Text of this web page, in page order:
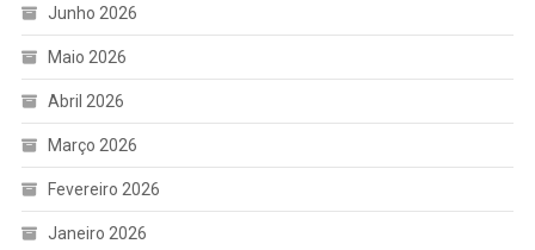
Junho 2026
Maio 2026
Abril 2026
Março 2026
Fevereiro 2026
Janeiro 2026